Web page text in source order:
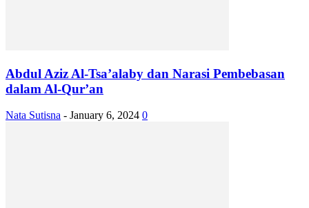
Abdul Aziz Al-Tsa’alaby dan Narasi Pembebasan
dalam Al-Qur’an
Nata Sutisna - January 6, 2024 0